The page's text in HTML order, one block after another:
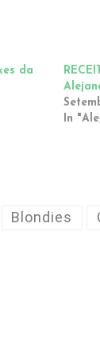
da
In
Blondies